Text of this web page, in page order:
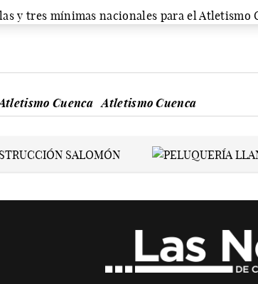
Cuenca Atletismo Cuenca